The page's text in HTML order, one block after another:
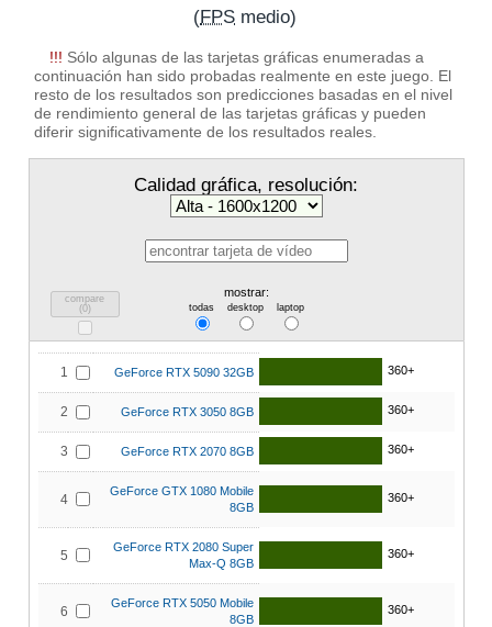
(FPS medio)
!!! Sólo algunas de las tarjetas gráficas enumeradas a
continuación han sido probadas realmente en este juego. El
resto de los resultados son predicciones basadas en el nivel
de rendimiento general de las tarjetas gráficas y pueden
diferir significativamente de los resultados reales.
Calidad gráfica, resolución:
compare
(0)
mostrar:
todas desktop laptop
1 GeForce RTX 5090 32GB 360+
2 GeForce RTX 3050 8GB 360+
3 GeForce RTX 2070 8GB 360+
4
GeForce GTX 1080 Mobile
8GB
360+
5
GeForce RTX 2080 Super
Max-Q 8GB
360+
6
GeForce RTX 5050 Mobile
8GB
360+